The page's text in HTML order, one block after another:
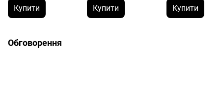
Купити Купити Купити
Обговорення